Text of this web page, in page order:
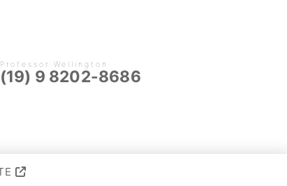
Professor Wellington
(19) 9 8202-8686